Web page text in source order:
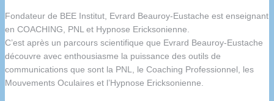
Fondateur de BEE Institut, Evrard Beauroy-Eustache est enseignant
en COACHING, PNL et Hypnose Ericksonienne.
C’est après un parcours scientifique que Evrard Beauroy-Eustache
découvre avec enthousiasme la puissance des outils de
communications que sont la PNL, le Coaching Professionnel, les
Mouvements Oculaires et l’Hypnose Ericksonienne.